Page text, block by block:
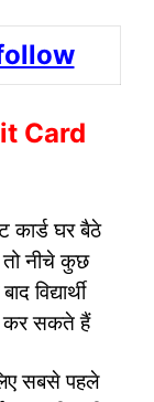
Card
कार्ड घर बैठे
नीचे कुछ
विद्यार्थी
कर सकते हैं
सबसे पहले